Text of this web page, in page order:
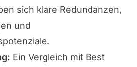
sich klare Redundanzen,
und
Ein Vergleich mit Best